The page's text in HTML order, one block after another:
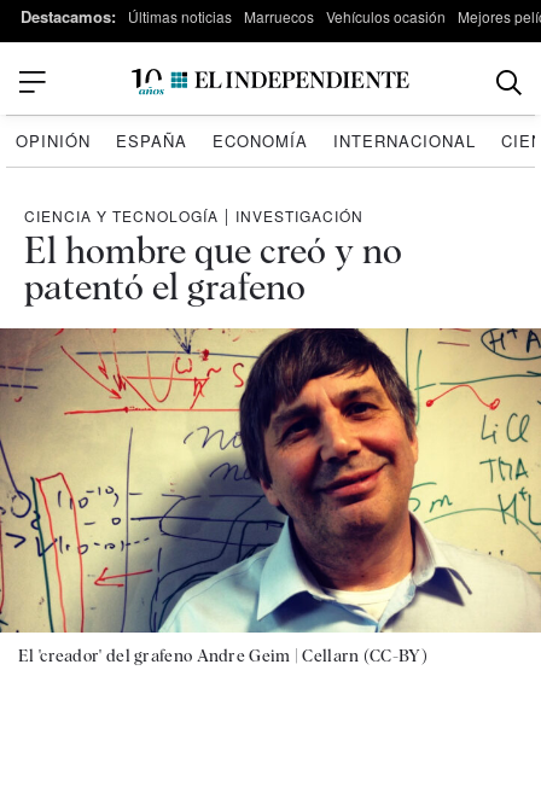
Destacamos: Últimas noticias Marruecos Vehículos ocasión Mejores
OPINIÓN ESPAÑA ECONOMÍA INTERNACIONAL
CIENCIA Y TECNOLOGÍA | INVESTIGACIÓN
El hombre que creó y no
patentó el grafeno
El 'creador' del grafeno Andre Geim |Cellarn (CC-BY)